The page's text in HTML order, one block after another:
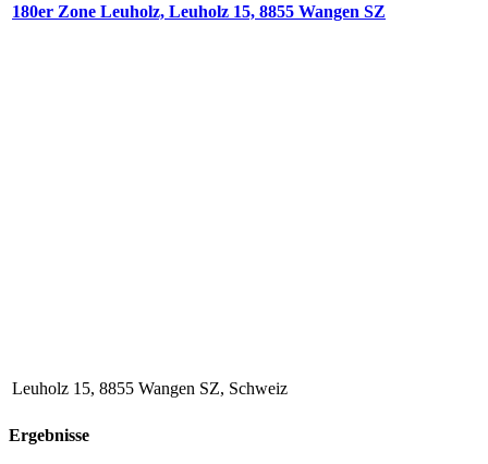
180er Zone Leuholz, Leuholz 15, 8855 Wangen SZ
Leuholz 15, 8855 Wangen SZ, Schweiz
Ergebnisse